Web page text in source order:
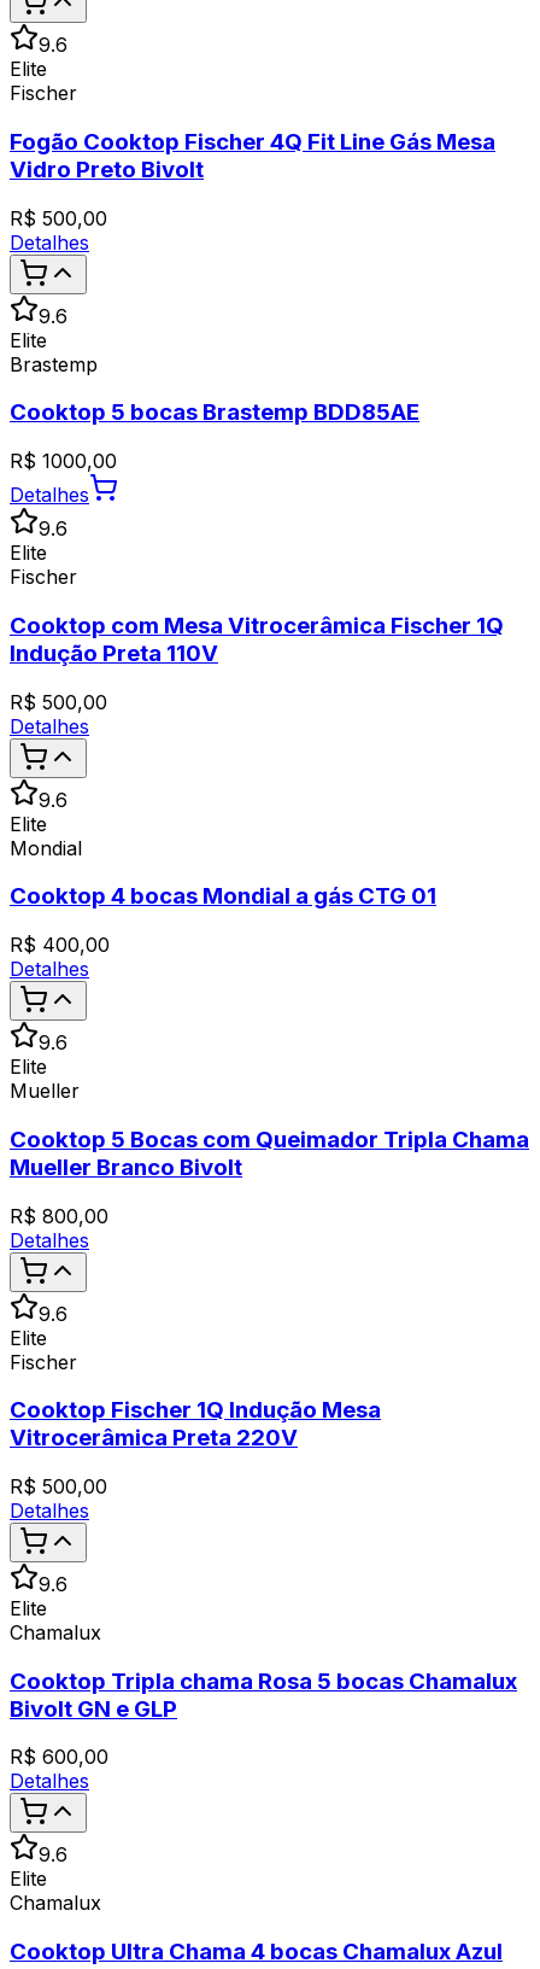
9.6
Elite
Fischer
Fogão Cooktop Fischer 4Q Fit Line Gás Mesa
Vidro Preto Bivolt
R$ 500,00
Detalhes
9.6
Elite
Brastemp
Cooktop 5 bocas Brastemp BDD85AE
R$ 1000,00
Detalhes
9.6
Elite
Fischer
Cooktop com Mesa Vitrocerâmica Fischer 1Q
Indução Preta 110V
R$ 500,00
Detalhes
9.6
Elite
Mondial
Cooktop 4 bocas Mondial a gás CTG 01
R$ 400,00
Detalhes
9.6
Elite
Mueller
Cooktop 5 Bocas com Queimador Tripla Chama
Mueller Branco Bivolt
R$ 800,00
Detalhes
9.6
Elite
Fischer
Cooktop Fischer 1Q Indução Mesa
Vitrocerâmica Preta 220V
R$ 500,00
Detalhes
9.6
Elite
Chamalux
Cooktop Tripla chama Rosa 5 bocas Chamalux
Bivolt GN e GLP
R$ 600,00
Detalhes
9.6
Elite
Chamalux
Cooktop Ultra Chama 4 bocas Chamalux Azul